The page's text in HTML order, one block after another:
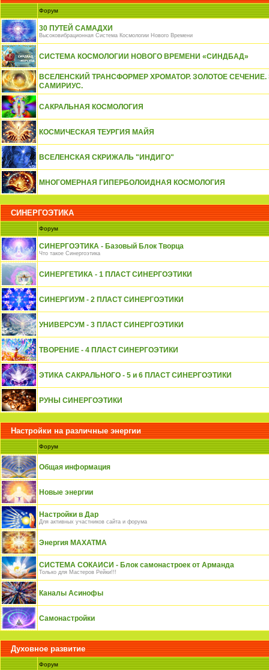
Форум
30 ПУТЕЙ САМАДХИ
Высоковибрационная Система Космологии Нового Времени
СИСТЕМА КОСМОЛОГИИ НОВОГО ВРЕМЕНИ «СИНДБАД»
ВСЕЛЕНСКИЙ ТРАНСФОРМЕР ХРОМАТОР. ЗОЛОТОЕ
САМИРИУС.
САКРАЛЬНАЯ КОСМОЛОГИЯ
КОСМИЧЕСКАЯ ТЕУРГИЯ МАЙЯ
ВСЕЛЕНСКАЯ СКРИЖАЛЬ "ИНДИГО"
МНОГОМЕРНАЯ ГИПЕРБОЛОИДНАЯ КОСМОЛОГИЯ
СИНЕРГОЭТИКА
Форум
СИНЕРГОЭТИКА - Базовый Блок Творца
Что такое Синергоэтика
СИНЕРГЕТИКА - 1 ПЛАСТ СИНЕРГОЭТИКИ
СИНЕРГИУМ - 2 ПЛАСТ СИНЕРГОЭТИКИ
УНИВЕРСУМ - 3 ПЛАСТ СИНЕРГОЭТИКИ
ТВОРЕНИЕ - 4 ПЛАСТ СИНЕРГОЭТИКИ
ЭТИКА САКРАЛЬНОГО - 5 и 6 ПЛАСТ СИНЕРГОЭТИКИ
РУНЫ СИНЕРГОЭТИКИ
Настройки на различные энергии
Форум
Общая информация
Новые энергии
Настройки в Дар
Для активных участников сайта и форума
Энергия МАХАТМА
СИСТЕМА СОКАИСИ - Блок самонастроек от Арманда
Только для Мастеров Рейки!!!
Каналы Асинофы
Самонастройки
Духовное развитие
Форум